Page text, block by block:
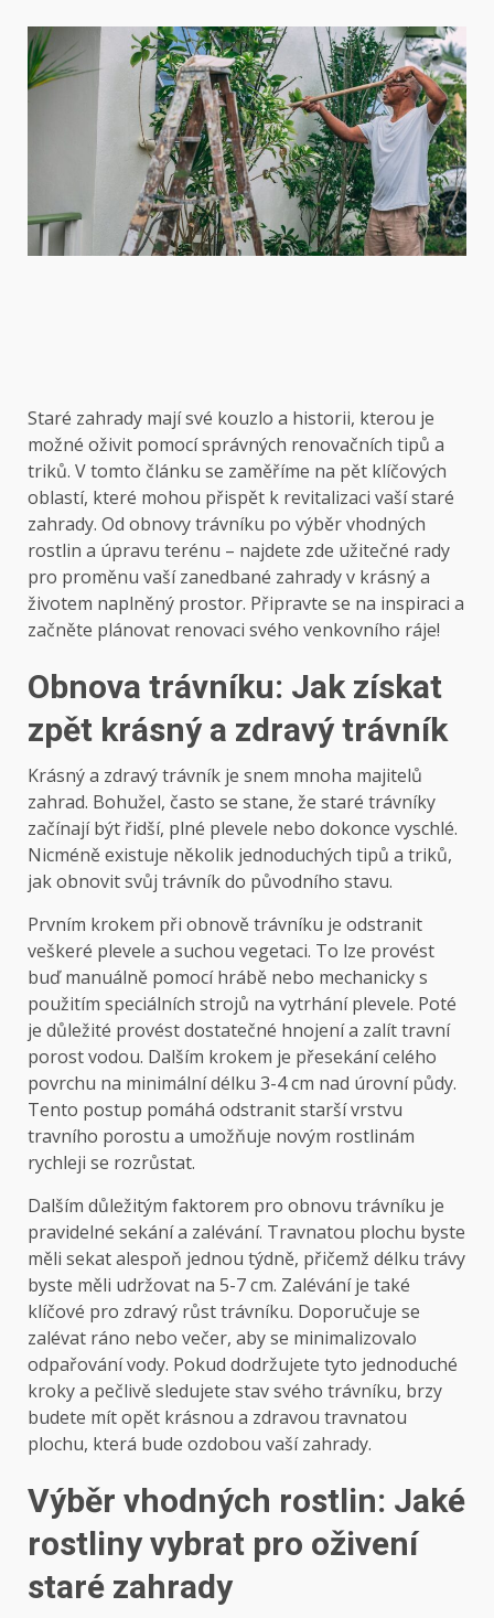
Staré zahrady mají své kouzlo a historii, kterou je
možné oživit pomocí správných renovačních tipů a
triků. V tomto článku se zaměříme na pět klíčových
oblastí, které mohou přispět k revitalizaci vaší staré
zahrady. Od obnovy trávníku po výběr vhodných
rostlin a úpravu terénu – najdete zde užitečné rady
pro proměnu vaší zanedbané zahrady v krásný a
životem naplněný prostor. Připravte se na inspiraci a
začněte plánovat renovaci svého venkovního ráje!
Obnova trávníku: Jak získat
zpět krásný a zdravý trávník
Krásný a zdravý trávník je snem mnoha majitelů
zahrad. Bohužel, často se stane, že staré trávníky
začínají být řidší, plné plevele nebo dokonce vyschlé.
Nicméně existuje několik jednoduchých tipů a triků,
jak obnovit svůj trávník do původního stavu.
Prvním krokem při obnově trávníku je odstranit
veškeré plevele a suchou vegetaci. To lze provést
buď manuálně pomocí hrábě nebo mechanicky s
použitím speciálních strojů na vytrhání plevele. Poté
je důležité provést dostatečné hnojení a zalít travní
porost vodou. Dalším krokem je přesekání celého
povrchu na minimální délku 3-4 cm nad úrovní půdy.
Tento postup pomáhá odstranit starší vrstvu
travního porostu a umožňuje novým rostlinám
rychleji se rozrůstat.
Dalším důležitým faktorem pro obnovu trávníku je
pravidelné sekání a zalévání. Travnatou plochu byste
měli sekat alespoň jednou týdně, přičemž délku trávy
byste měli udržovat na 5-7 cm. Zalévání je také
klíčové pro zdravý růst trávníku. Doporučuje se
zalévat ráno nebo večer, aby se minimalizovalo
odpařování vody. Pokud dodržujete tyto jednoduché
kroky a pečlivě sledujete stav svého trávníku, brzy
budete mít opět krásnou a zdravou travnatou
plochu, která bude ozdobou vaší zahrady.
Výběr vhodných rostlin: Jaké
rostliny vybrat pro oživení
staré zahrady